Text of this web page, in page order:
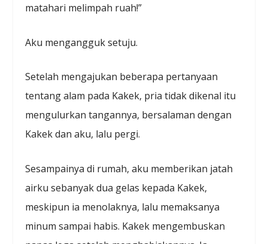
matahari melimpah ruah!”
Aku mengangguk setuju.
Setelah mengajukan beberapa pertanyaan
tentang alam pada Kakek, pria tidak dikenal itu
mengulurkan tangannya, bersalaman dengan
Kakek dan aku, lalu pergi.
Sesampainya di rumah, aku memberikan jatah
airku sebanyak dua gelas kepada Kakek,
meskipun ia menolaknya, lalu memaksanya
minum sampai habis. Kakek mengembuskan